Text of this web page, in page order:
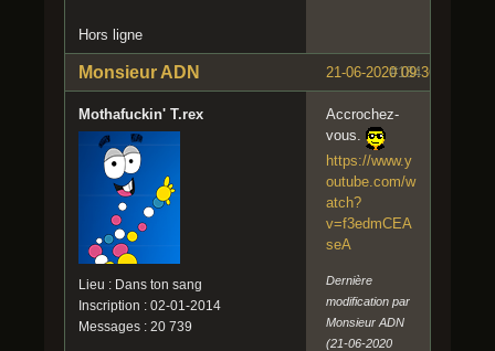
Hors ligne
#184
21-06-2020 09:36:43
Monsieur ADN
Mothafuckin' T.rex
Lieu : Dans ton sang
Inscription : 02-01-2014
Messages : 20 739
Accrochez-
vous.
https://www.y
outube.com/w
atch?
v=f3edmCEA
seA
Dernière
modification par
Monsieur ADN
(21-06-2020